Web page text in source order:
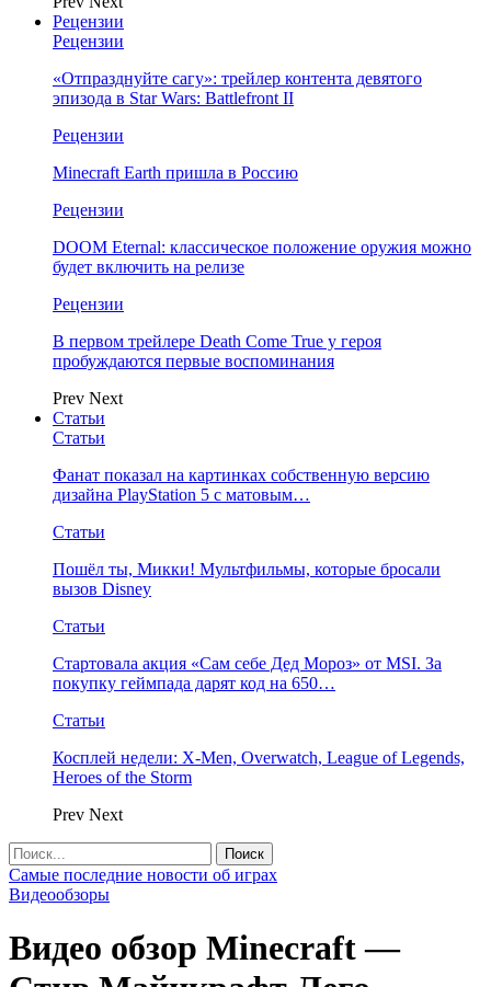
Рецензии
Рецензии
«Отпразднуйте сагу»: трейлер контента девятого
эпизода в Star Wars: Battlefront II
Рецензии
Minecraft Earth пришла в Россию
Рецензии
DOOM Eternal: классическое положение оружия можно
будет включить на релизе
Рецензии
В первом трейлере Death Come True у героя
пробуждаются первые воспоминания
Prev Next
Статьи
Статьи
Фанат показал на картинках собственную версию
дизайна PlayStation 5 с матовым…
Статьи
Пошёл ты, Микки! Мультфильмы, которые бросали
вызов Disney
Статьи
Стартовала акция «Сам себе Дед Мороз» от MSI. За
покупку геймпада дарят код на 650…
Статьи
Косплей недели: X-Men, Overwatch, League of Legends,
Heroes of the Storm
Prev Next
Самые последние новости об играх
Видеообзоры
Видео обзор Minecraft —